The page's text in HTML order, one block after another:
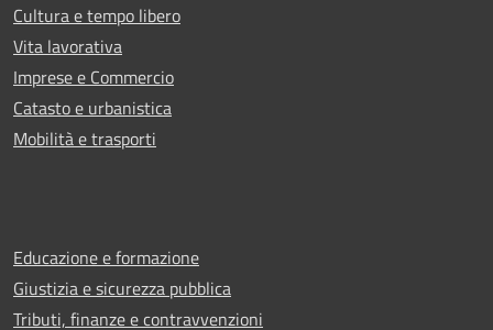
Cultura e tempo libero
Vita lavorativa
Imprese e Commercio
Catasto e urbanistica
Mobilità e trasporti
Educazione e formazione
Giustizia e sicurezza pubblica
Tributi, finanze e contravvenzioni